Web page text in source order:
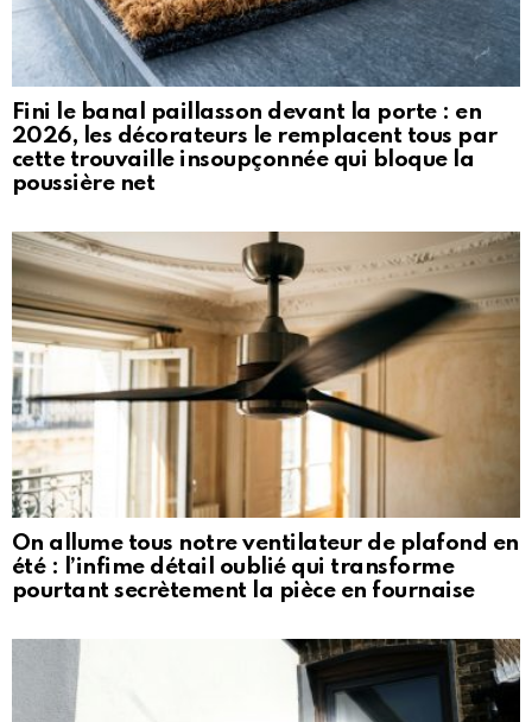
Fini le banal paillasson devant la porte : en
2026, les décorateurs le remplacent tous par
cette trouvaille insoupçonnée qui bloque la
poussière net
On allume tous notre ventilateur de plafond en
été : l’infime détail oublié qui transforme
pourtant secrètement la pièce en fournaise